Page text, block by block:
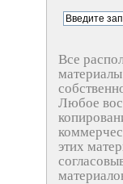
Все
Любое
этих